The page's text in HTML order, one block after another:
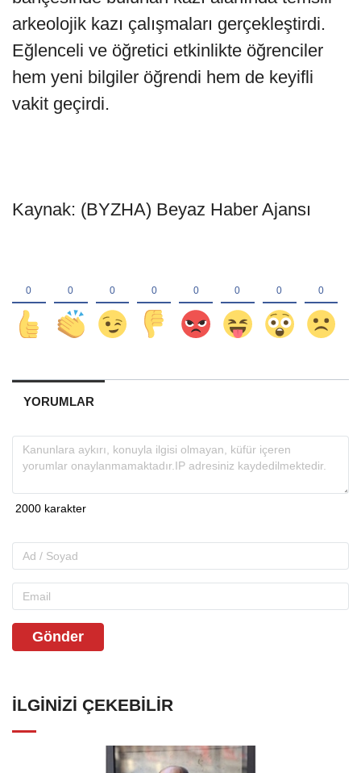
arkeolojik kazı çalışmaları gerçekleştirdi.
Eğlenceli ve öğretici etkinlikte öğrenciler
hem yeni bilgiler öğrendi hem de keyifli
vakit geçirdi.
Kaynak: (BYZHA) Beyaz Haber Ajansı
YORUMLAR
Gönder
İLGINIZI ÇEKEBILIR